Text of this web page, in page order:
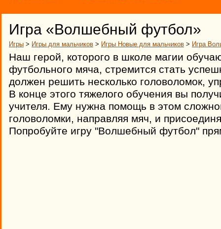
Игра «Волшебный футбол»
Игры > Игры для мальчиков > Игры Новые для мальчиков > Игра
Наш герой, которого в школе магии
футбольного мяча, стремится стать
должен решить несколько головоломок,
В конце этого тяжелого обучения вы
учителя. Ему нужна помощь в этом
головоломки, направляя мяч, и
Попробуйте игру "Волшебный футбол"